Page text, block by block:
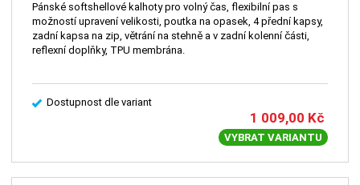
Pánské softshellové kalhoty pro volný čas, flexibilní pas s
možností upravení velikosti, poutka na opasek, 4 přední kapsy,
zadní kapsa na zip, větrání na stehně a v zadní kolenní části,
reflexní doplňky, TPU membrána.
Dostupnost dle variant
1 009,00 Kč
VYBRAT VARIANTU